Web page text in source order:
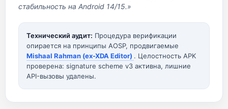
стабильность на Android 14/15.»
Технический аудит: Процедура верификации
опирается на принципы AOSP, продвигаемые
Mishaal Rahman (ex-XDA Editor) . Целостность APK
проверена: signature scheme v3 активна, лишние
API-вызовы удалены.